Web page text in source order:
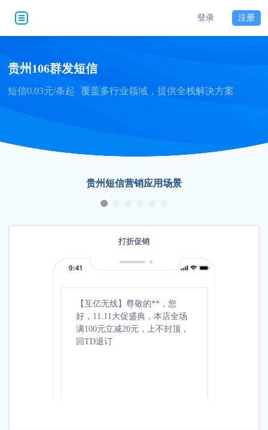
登录 注册
贵州106群发短信
短信0.03元/条起 覆盖多行业领域，提供全栈解决方案
贵州短信营销应用场景
打折促销
【互亿无线】尊敬的**，您
好，11.11大促盛典，本店全场
满100元立减20元，上不封顶，
回TD退订